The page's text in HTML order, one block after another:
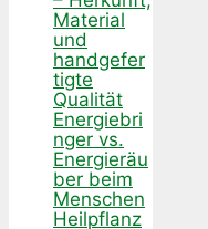
Material
und
handgefer
tigte
Qualität
Energiebri
nger vs.
Energieräu
ber beim
Menschen
Heilpflanz